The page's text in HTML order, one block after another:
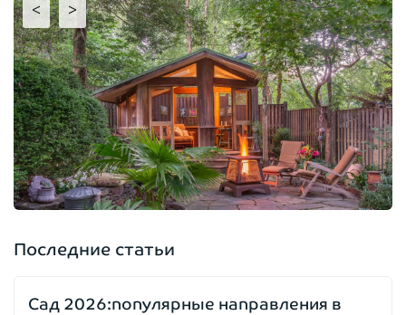
< >
Последние статьи
Сад 2026:популярные направления в